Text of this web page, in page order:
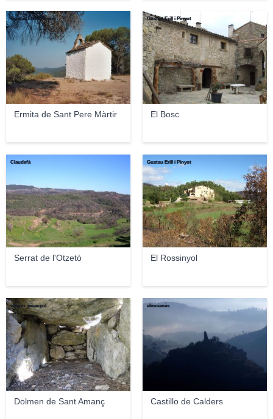
Ermita de Sant Pere Màrtir
Gustau Erill i Pinyot
El Bosc
Gustau Erill i Pinyot
Serrat de l'Otzetó
Claudefà
El Rossinyol
Gustau Erill i Pinyot
Dolmen de Sant Amanç
valenti_picanyol
Castillo de Calders
elmoianès